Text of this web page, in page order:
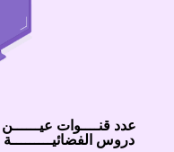
عدد قنــــوات عيــــــن
دروس الفضائيـــــــــة